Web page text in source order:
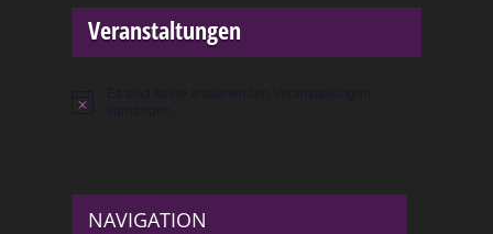
Veranstaltungen
Hinweis
NAVIGATION